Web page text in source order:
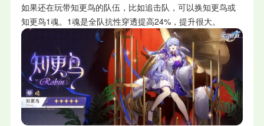
如果还在玩带知更鸟的队伍，比如追击队，可以换知更鸟或
知更鸟1魂。1魂是全队抗性穿透提高24%，提升很大。